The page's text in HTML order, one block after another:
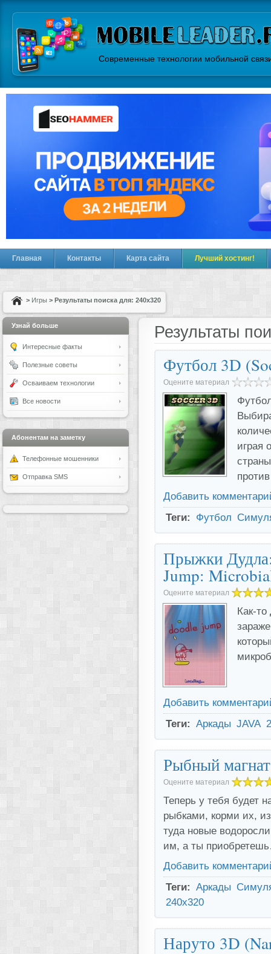
Современные технологии мобильной
Главная Контакты Карта сайта Лучший хостинг!
> Игры > Результаты поиска для: 240x320
Результаты
Футбол 3D
Оцените материал
играя
Добавить
Теги: Футбол
Прыжки
Jump:
Оцените материал
Как-то
Добавить
Теги: Аркады JAVA
Рыбный
Оцените материал
Теперь у тебя будет
рыбками, корми их,
туда новые
им, а ты
Добавить
Теги: Аркады
240x320
Наруто 3D
Узнай больше
Интересные факты
Полезные советы
Осваиваем технологии
Все новости
Абонентам на заметку
Телефонные мошенники
Отправка SMS